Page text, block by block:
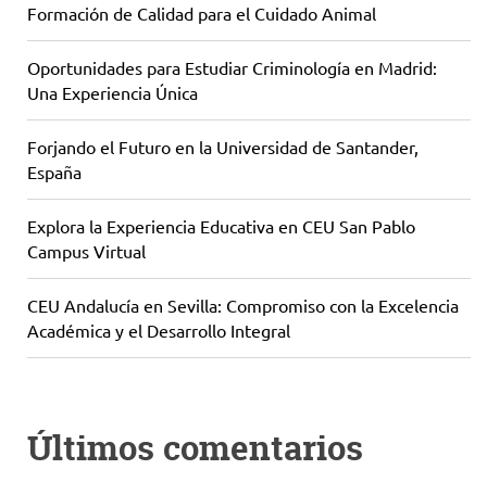
Formación de Calidad para el Cuidado Animal
Oportunidades para Estudiar Criminología en Madrid:
Una Experiencia Única
Forjando el Futuro en la Universidad de Santander,
España
Explora la Experiencia Educativa en CEU San Pablo
Campus Virtual
CEU Andalucía en Sevilla: Compromiso con la Excelencia
Académica y el Desarrollo Integral
Últimos comentarios